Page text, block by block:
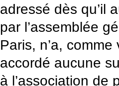
adressé dès qu’il
par l’assemblée
Paris, n’a,
accordé aucune
à l’association de